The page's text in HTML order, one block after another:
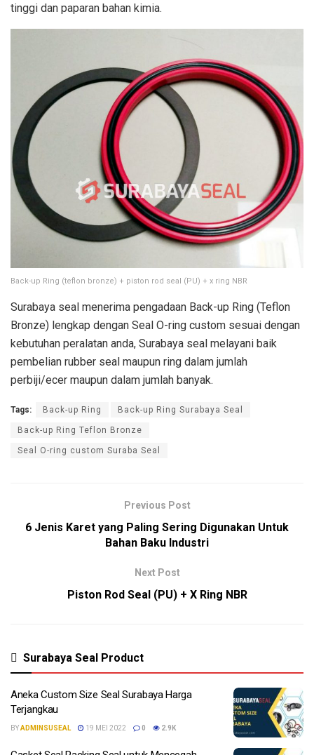
tinggi dan paparan bahan kimia.
Back-up Ring (teflon bronze) + piston rod seal (PU) + x ring NBR
Surabaya seal menerima pengadaan Back-up Ring (Teflon
Bronze) lengkap dengan Seal O-ring custom sesuai dengan
kebutuhan peralatan anda, Surabaya seal melayani baik
pembelian rubber seal maupun ring dalam jumlah
perbiji/ecer maupun dalam jumlah banyak.
Tags: Back-up Ring Back-up Ring Surabaya Seal
Back-up Ring Teflon Bronze
Seal O-ring custom Suraba Seal
Previous Post
6 Jenis Karet yang Paling Sering Digunakan Untuk
Bahan Baku Industri
Next Post
Piston Rod Seal (PU) + X Ring NBR
Surabaya Seal Product
Aneka Custom Size Seal Surabaya Harga
Terjangkau
BYADMINSUSEAL 19 MEI 2022 0 2.9K